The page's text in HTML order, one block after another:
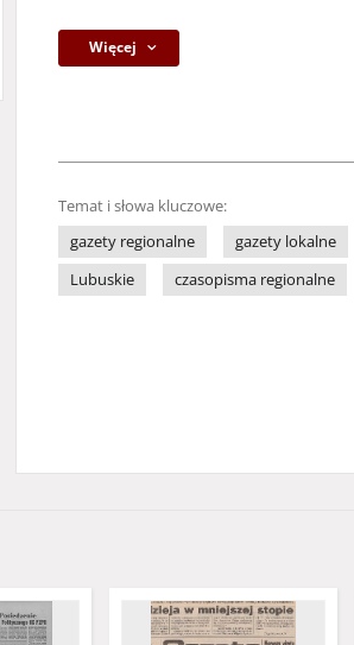
Więcej
Temat i słowa kluczowe:
gazety regionalne
gazety lokalne
Lubuskie
czasopisma regionalne